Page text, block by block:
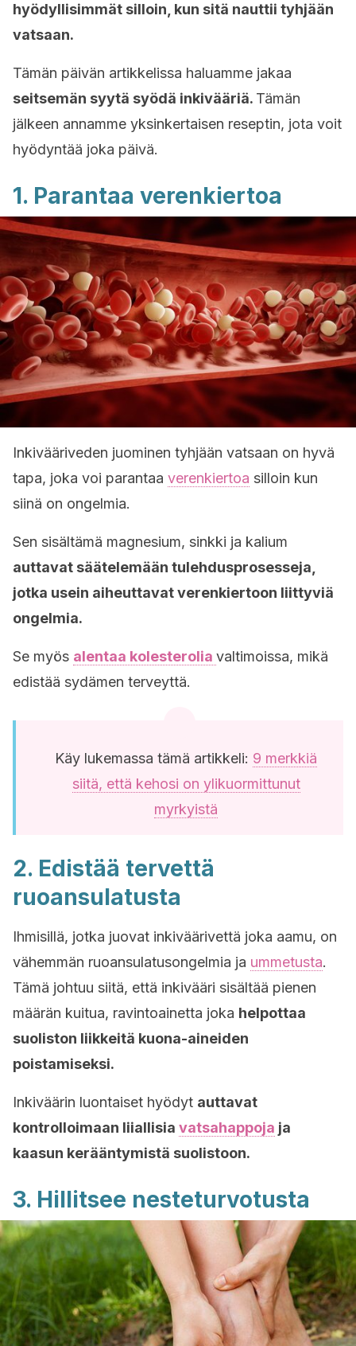
hyödyllisimmät silloin, kun sitä nauttii tyhjään
vatsaan.
Tämän päivän artikkelissa haluamme jakaa
seitsemän syytä syödä inkivääriä. Tämän
jälkeen annamme yksinkertaisen reseptin, jota voit
hyödyntää joka päivä.
1. Parantaa verenkiertoa
Inkivääriveden juominen tyhjään vatsaan on hyvä
tapa, joka voi parantaa verenkiertoa silloin kun
siinä on ongelmia.
Sen sisältämä magnesium, sinkki ja kalium
auttavat säätelemään tulehdusprosesseja,
jotka usein aiheuttavat verenkiertoon liittyviä
ongelmia.
Se myös alentaa kolesterolia valtimoissa, mikä
edistää sydämen terveyttä.
Käy lukemassa tämä artikkeli: 9 merkkiä
siitä, että kehosi on ylikuormittunut
myrkyistä
2. Edistää tervettä
ruoansulatusta
Ihmisillä, jotka juovat inkiväärivettä joka aamu, on
vähemmän ruoansulatusongelmia ja ummetusta.
Tämä johtuu siitä, että inkivääri sisältää pienen
määrän kuitua, ravintoainetta joka helpottaa
suoliston liikkeitä kuona-aineiden
poistamiseksi.
Inkiväärin luontaiset hyödyt auttavat
kontrolloimaan liiallisia vatsahappoja ja
kaasun kerääntymistä suolistoon.
3. Hillitsee nesteturvotusta